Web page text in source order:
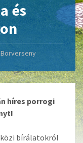
és
híres porrogi
bírálatokról